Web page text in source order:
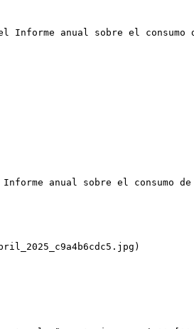
Informe anual sobre el consumo
anual sobre el consumo